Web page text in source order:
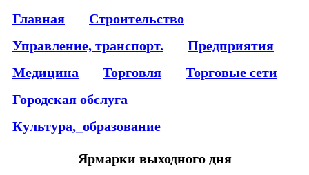
Главная
Строительство
Управление, транспорт.
Предприятия
Медицина
Торговля
Торговые сети
Городская обслуга
Культура,_образование
Ярмарки выходного дня